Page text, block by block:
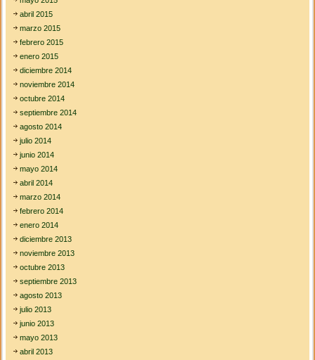
abril 2015
marzo 2015
febrero 2015
enero 2015
diciembre 2014
noviembre 2014
octubre 2014
septiembre 2014
agosto 2014
julio 2014
junio 2014
mayo 2014
abril 2014
marzo 2014
febrero 2014
enero 2014
diciembre 2013
noviembre 2013
octubre 2013
septiembre 2013
agosto 2013
julio 2013
junio 2013
mayo 2013
abril 2013